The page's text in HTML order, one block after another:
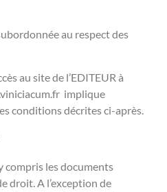
au respect des
au site de l’EDITEUR à
implique
conditions décrites ci-après.
compris les documents
droit. A l’exception de